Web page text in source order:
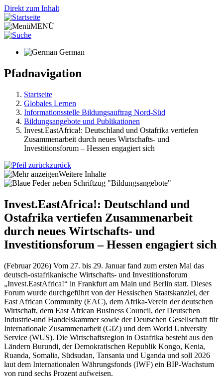
Direkt zum Inhalt
MENÜ
German
Pfadnavigation
Startseite
Globales Lernen
Informationsstelle Bildungsauftrag Nord-Süd
Bildungsangebote und Publikationen
Invest.EastAfrica!: Deutschland und Ostafrika vertiefen
Zusammenarbeit durch neues Wirtschafts- und
Investitionsforum – Hessen engagiert sich
zurück
Weitere Inhalte
Invest.EastAfrica!: Deutschland und
Ostafrika vertiefen Zusammenarbeit
durch neues Wirtschafts- und
Investitionsforum – Hessen engagiert sich
(Februar 2026) Vom 27. bis 29. Januar fand zum ersten Mal das
deutsch-ostafrikanische Wirtschafts- und Investitionsforum
„Invest.EastAfrica!“ in Frankfurt am Main und Berlin statt. Dieses
Forum wurde durchgeführt von der Hessischen Staatskanzlei, der
East African Community (EAC), dem Afrika-Verein der deutschen
Wirtschaft, dem East African Business Council, der Deutschen
Industrie-und Handelskammer sowie der Deutschen Gesellschaft für
Internationale Zusammenarbeit (GIZ) und dem World University
Service (WUS). Die Wirtschaftsregion in Ostafrika besteht aus den
Ländern Burundi, der Demokratischen Republik Kongo, Kenia,
Ruanda, Somalia, Südsudan, Tansania und Uganda und soll 2026
laut dem Internationalen Währungsfonds (IWF) ein BIP-Wachstum
von rund sechs Prozent aufweisen.